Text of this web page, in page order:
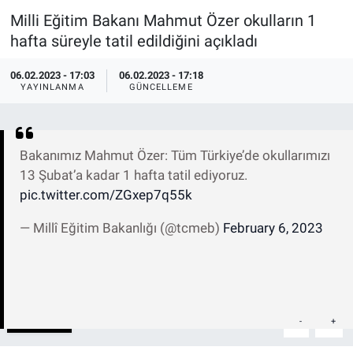
Milli Eğitim Bakanı Mahmut Özer okulların 1
hafta süreyle tatil edildiğini açıkladı
06.02.2023 - 17:03
YAYINLANMA
06.02.2023 - 17:18
GÜNCELLEME
Bakanımız Mahmut Özer: Tüm Türkiye’de okullarımızı
13 Şubat’a kadar 1 hafta tatil ediyoruz.
pic.twitter.com/ZGxep7q55k
— Millî Eğitim Bakanlığı (@tcmeb) February 6, 2023
- +